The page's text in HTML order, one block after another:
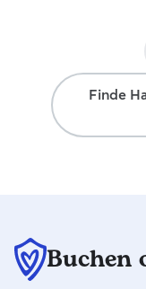
Finde
Buchen